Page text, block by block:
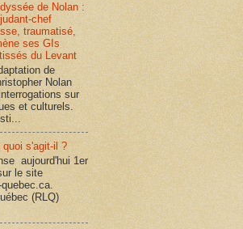
de Nolan :
chef
traumatisé,
ses GIs
du Levant
de
Nolan
sur
et culturels.
s'agit-il ?
aujourd'hui 1er
le site
(RLQ)